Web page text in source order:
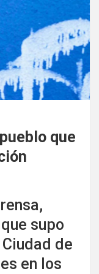
que
supo
de
en los